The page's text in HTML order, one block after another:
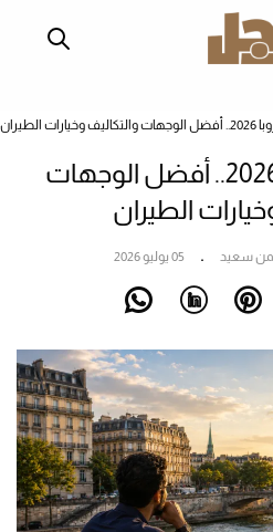
الطيران
السفر إلى أوروبا 2026.. أفضل الوجهات
الطيران
سعيد 05 يوليو 2026